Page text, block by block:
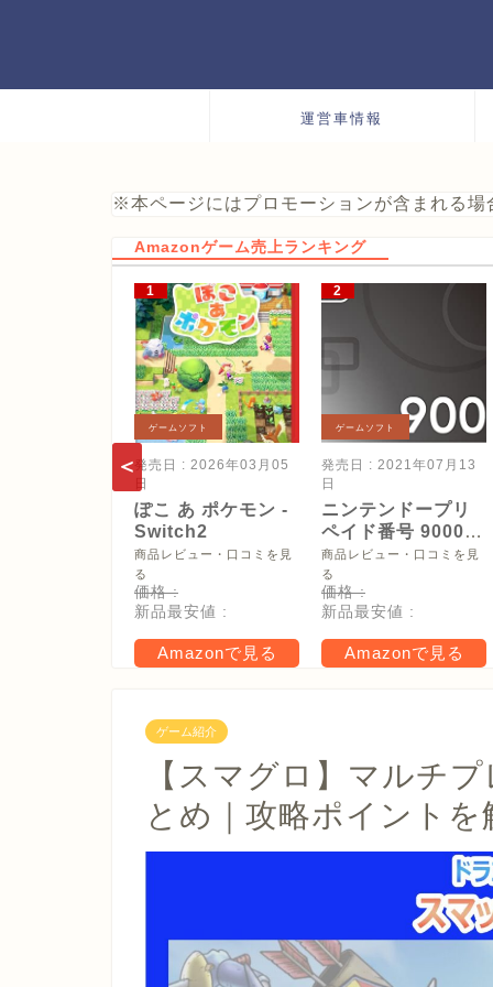
運営車情報
※本ページにはプロモーションが含まれる場
Amazonゲーム売上ランキング
ゲームソフト
発売日 : 2026年03月05
日
ぽこ あ ポケモン -
Switch2
商品レビュー・口コミを見
る
価格 :
新品最安値 :
Amazonで見る
ゲームソフト
発売日 : 2021年07月13
日
ニンテンドープリ
ペイド番号 9000
円|オンラインコー
ド版
商品レビュー・口コミを見
る
価格 :
新品最安値 :
Amazonで見る
ゲーム紹介
【スマグロ】マルチ
とめ｜攻略ポイント